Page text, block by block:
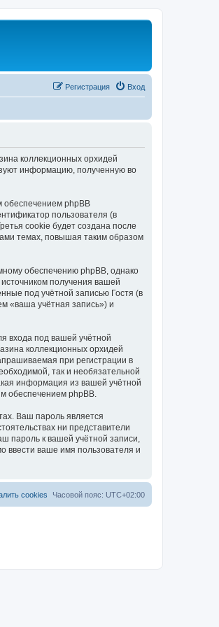
Вход
Регистрация
коллекционных орхидей
информацию, полученную во
обеспечением phpBB
пользователя (в
cookie будет создана после
темах, повышая таким образом
обеспечению phpBB, однако
получения вашей
под учётной записью Гостя (в
«ваша учётная запись») и
входа под вашей учётной
коллекционных орхидей
при регистрации в
так и необязательной
информация из вашей учётной
обеспечением phpBB.
Ваш пароль является
ни представители
пароль к вашей учётной записи,
ввести ваше имя пользователя и
Часовой пояс: UTC+02:00
cookies